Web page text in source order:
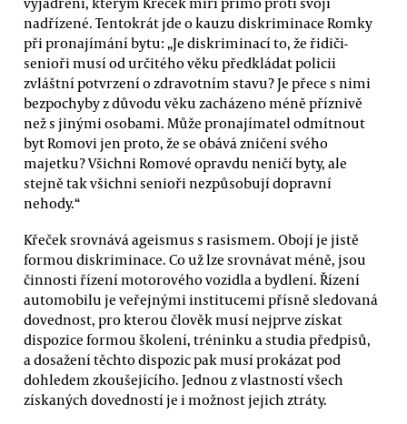
nadřízené. Tentokrát jde o kauzu diskriminace Romky
při pronajímání bytu: „Je diskriminací to, že řidiči-
senioři musí od určitého věku předkládat policii
zvláštní potvrzení o zdravotním stavu? Je přece s nimi
bezpochyby z důvodu věku zacházeno méně příznivě
než s jinými osobami. Může pronajímatel odmítnout
byt Romovi jen proto, že se obává zničení svého
majetku? Všichni Romové opravdu neničí byty, ale
stejně tak všichni senioři nezpůsobují dopravní
nehody.“
Křeček srovnává ageismus s rasismem. Obojí je jistě
formou diskriminace. Co už lze srovnávat méně, jsou
činnosti řízení motorového vozidla a bydlení. Řízení
automobilu je veřejnými institucemi přísně sledovaná
dovednost, pro kterou člověk musí nejprve získat
dispozice formou školení, tréninku a studia předpisů,
a dosažení těchto dispozic pak musí prokázat pod
dohledem zkoušejícího. Jednou z vlastností všech
získaných dovedností je i možnost jejich ztráty.